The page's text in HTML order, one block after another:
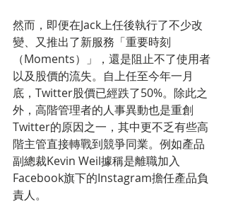
然而，即便在Jack上任後執行了不少改
變、又推出了新服務「重要時刻
（Moments）」，還是阻止不了使用者
以及股價的流失。自上任至今年一月
底，Twitter股價已經跌了50%。除此之
外，高階管理者的人事異動也是重創
Twitter的原因之一，其中更不乏有些高
階主管直接轉戰到競爭同業。例如產品
副總裁Kevin Weil據稱是離職加入
Facebook旗下的Instagram擔任產品負
責人。